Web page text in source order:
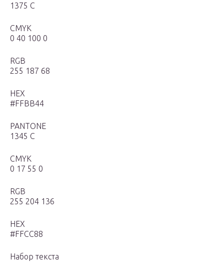
1375 С
CMYK
0 40 100 0
RGB
255 187 68
HEX
#FFBB44
PANTONE
1345 С
CMYK
0 17 55 0
RGB
255 204 136
HEX
#FFCC88
Набор текста